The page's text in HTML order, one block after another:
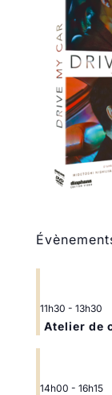
11h30 - 13h30
Atelier de
14h00 - 16h15